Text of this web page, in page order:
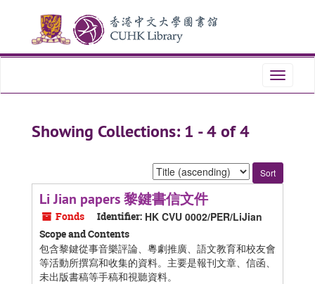
content
Toggle
Showing Collections: 1 - 4 of 4
Sort
by:
Li Jian papers 黎鍵書信文件
Fonds Identifier: HK CVU 0002/PER/LiJian
Scope and Contents
包含黎鍵從事音樂評論、粵劇推廣、語文教育和校友會
等活動所撰寫和收集的資料。主要是報刊文章、信函、
未出版書稿等手稿和視聽資料。